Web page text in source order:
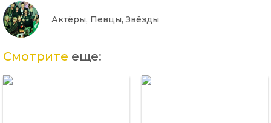
Актёры, Певцы, Звёзды
Смотрите еще: